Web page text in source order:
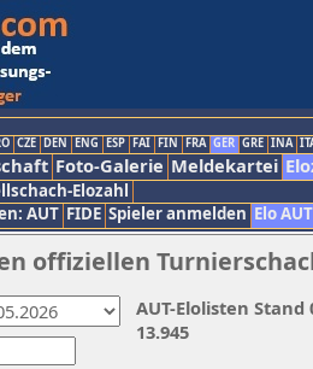
CZE DEN ENG ESP FAI FIN FRA GER GRE INA
Foto-Galerie Meldekartei
Elozahl
AUT FIDE Spieler anmelden Elo AUT
offiziellen
AUT-Elolisten
13.945